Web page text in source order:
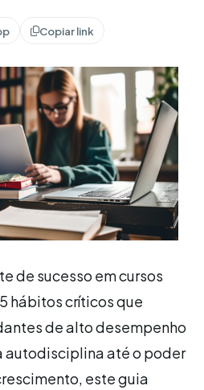
Copiar link
de sucesso em cursos
hábitos críticos que
de alto desempenho
autodisciplina até o poder
este guia